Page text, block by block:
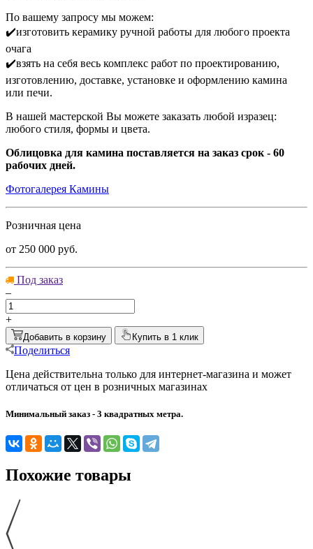
По вашему запросу мы можем:
✔️изготовить керамику ручной работы для любого проекта
очага
✔️взять на себя весь комплекс работ по проектированию,
изготовлению, доставке, установке и оформлению камина
или печи.
В нашей мастерской Вы можете заказать любой изразец:
любого стиля, формы и цвета.
Облицовка для камина поставляется на заказ срок - 60
рабочих дней.
Фотогалерея Камины
Розничная цена
от 250 000 руб.
Под заказ
–
+
Добавить в корзину Купить в 1 клик
Поделиться
Цена действительна только для интернет-магазина и может
отличаться от цен в розничных магазинах
Минимальный заказ - 3 квадратных метра.
Похожие товары